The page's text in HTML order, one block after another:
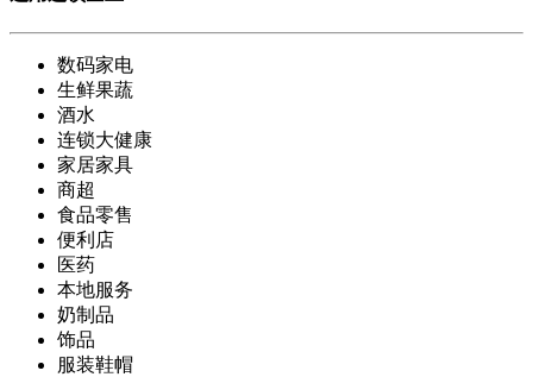
数码家电
生鲜果蔬
酒水
连锁大健康
家居家具
商超
食品零售
便利店
医药
本地服务
奶制品
饰品
服装鞋帽